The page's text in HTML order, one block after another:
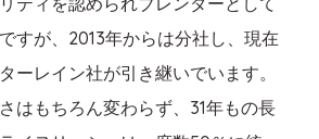
すが、2013年からは分社し、現在
ーレイン社が引き継いでいます。
はもちろん変わらず、31年もの長